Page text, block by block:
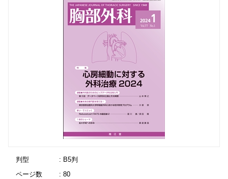
判型
: B5判
ページ数
: 80